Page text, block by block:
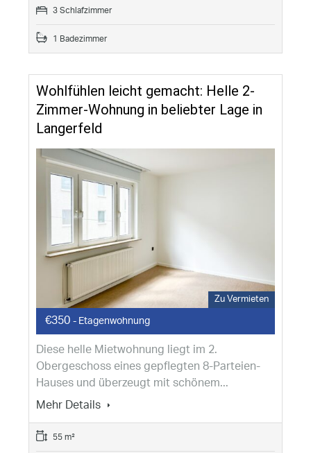
3 Schlafzimmer
1 Badezimmer
Wohlfühlen leicht gemacht: Helle 2-
Zimmer-Wohnung in beliebter Lage in
Langerfeld
Zu Vermieten
€350 - Etagenwohnung
Diese helle Mietwohnung liegt im 2.
Obergeschoss eines gepflegten 8-Parteien-
Hauses und überzeugt mit schönem...
Mehr Details
55 m²